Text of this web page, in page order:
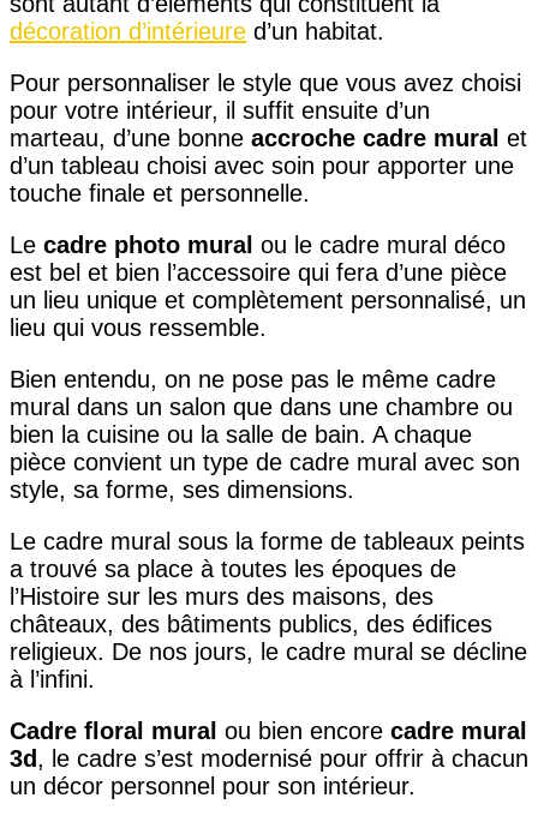
décoration d’intérieure d’un habitat.
Pour personnaliser le style que vous avez choisi
pour votre intérieur, il suffit ensuite d’un
marteau, d’une bonne accroche cadre mural et
d’un tableau choisi avec soin pour apporter une
touche finale et personnelle.
Le cadre photo mural ou le cadre mural déco
est bel et bien l’accessoire qui fera d’une pièce
un lieu unique et complètement personnalisé, un
lieu qui vous ressemble.
Bien entendu, on ne pose pas le même cadre
mural dans un salon que dans une chambre ou
bien la cuisine ou la salle de bain. A chaque
pièce convient un type de cadre mural avec son
style, sa forme, ses dimensions.
Le cadre mural sous la forme de tableaux peints
a trouvé sa place à toutes les époques de
l’Histoire sur les murs des maisons, des
châteaux, des bâtiments publics, des édifices
religieux. De nos jours, le cadre mural se décline
à l’infini.
Cadre floral mural ou bien encore cadre mural
3d, le cadre s’est modernisé pour offrir à chacun
un décor personnel pour son intérieur.